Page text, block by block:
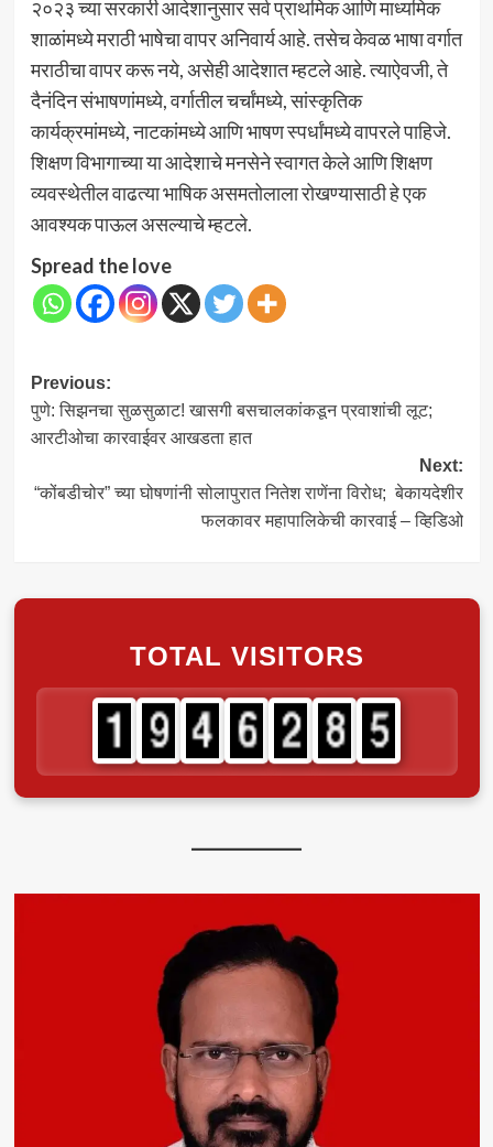
२०२३ च्या सरकारी आदेशानुसार सर्व प्राथमिक आणि माध्यमिक
शाळांमध्ये मराठी भाषेचा वापर अनिवार्य आहे. तसेच केवळ भाषा वर्गात
मराठीचा वापर करू नये, असेही आदेशात म्हटले आहे. त्याऐवजी, ते
दैनंदिन संभाषणांमध्ये, वर्गातील चर्चांमध्ये, सांस्कृतिक
कार्यक्रमांमध्ये, नाटकांमध्ये आणि भाषण स्पर्धांमध्ये वापरले पाहिजे.
शिक्षण विभागाच्या या आदेशाचे मनसेने स्वागत केले आणि शिक्षण
व्यवस्थेतील वाढत्या भाषिक असमतोलाला रोखण्यासाठी हे एक
आवश्यक पाऊल असल्याचे म्हटले.
Spread the love
Post
navigation
Previous:
पुणे: सिझनचा सुळसुळाट! खासगी बसचालकांकडून प्रवाशांची लूट;
आरटीओचा कारवाईवर आखडता हात
Next:
“कोंबडीचोर” च्या घोषणांनी सोलापुरात नितेश राणेंना विरोध; बेकायदेशीर
फलकावर महापालिकेची कारवाई – व्हिडिओ
TOTAL VISITORS